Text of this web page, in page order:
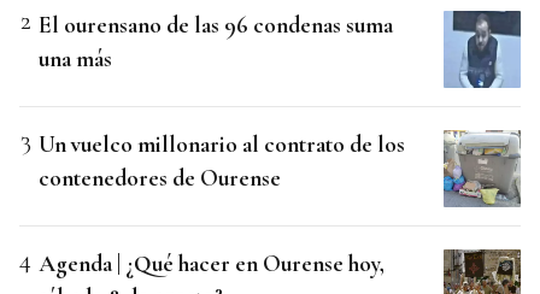
El ourensano de las 96 condenas suma
una más
Un vuelco millonario al contrato de los
contenedores de Ourense
Agenda | ¿Qué hacer en Ourense hoy,